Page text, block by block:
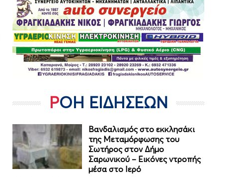
ΡΟΗ ΕΙΔΗΣΕΩΝ
Βανδαλισμός στο εκκλησάκι
της Μεταμόρφωσης του
Σωτήρος στον Δήμο
Σαρωνικού – Εικόνες ντροπής
μέσα στο Ιερό